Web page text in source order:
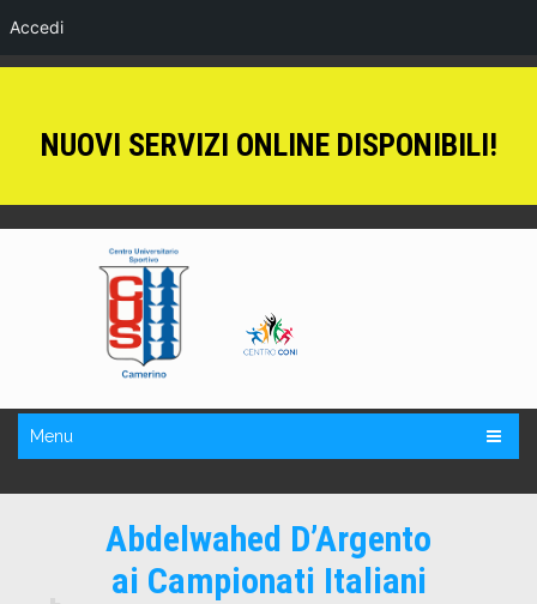
Accedi
NUOVI SERVIZI ONLINE DISPONIBILI!
Menu
Abdelwahed D’Argento
ai Campionati Italiani